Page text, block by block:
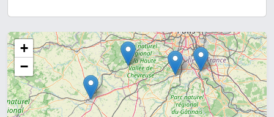
+
−